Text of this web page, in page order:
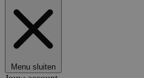
Menu sluiten